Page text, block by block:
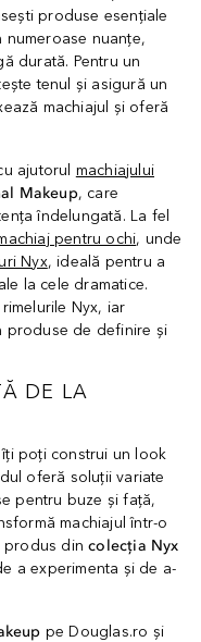
produse esențiale
nuanțe,
durată. Pentru un
tenul și asigură un
machiajul și oferă
ajutorul machiajului
Makeup, care
îndelungată. La fel
pentru ochi, unde
Nyx, ideală pentru a
la cele dramatice.
Nyx, iar
produse de definire și
DE LA
îți poți construi un look
oferă soluții variate
pentru buze și față,
machiajul într-o
produs dincolecția Nyx
a experimenta și de a-
pe Douglas.ro și